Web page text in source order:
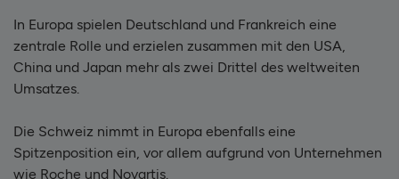
In Europa spielen Deutschland und Frankreich eine
zentrale Rolle und erzielen zusammen mit den USA,
China und Japan mehr als zwei Drittel des weltweiten
Umsatzes.
Die Schweiz nimmt in Europa ebenfalls eine
Spitzenposition ein, vor allem aufgrund von Unternehmen
wie Roche und Novartis.